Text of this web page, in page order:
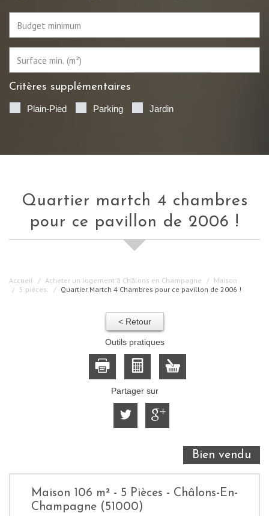
Critères supplémentaires
Plain-Pied Parking Jardin
quartier martch 4 chambres
pour ce pavillon de 2006 !
Accueil Acheter un logement à Châlons en Champagne
Maison
5 pièces.
Quartier Martch 4 Chambres pour ce pavillon de 2006 !
< Retour
Outils pratiques
Partager sur
Bien vendu
Maison 106 m² - 5 Pièces - Châlons-En-
Champagne (51000)